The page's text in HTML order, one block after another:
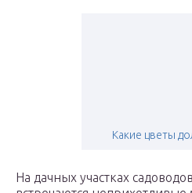
Какие цветы
На дачных участках